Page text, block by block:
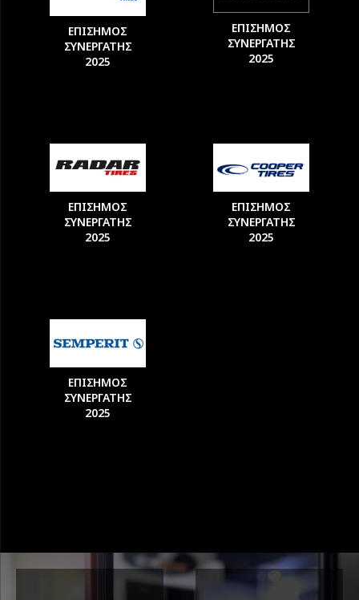
ΕΠΙΣΗΜΟΣ
ΣΥΝΕΡΓΑΤΗΣ
2025
ΕΠΙΣΗΜΟΣ
ΣΥΝΕΡΓΑΤΗΣ
2025
ΕΠΙΣΗΜΟΣ
ΣΥΝΕΡΓΑΤΗΣ
2025
ΕΠΙΣΗΜΟΣ
ΣΥΝΕΡΓΑΤΗΣ
2025
ΕΠΙΣΗΜΟΣ
ΣΥΝΕΡΓΑΤΗΣ
2025